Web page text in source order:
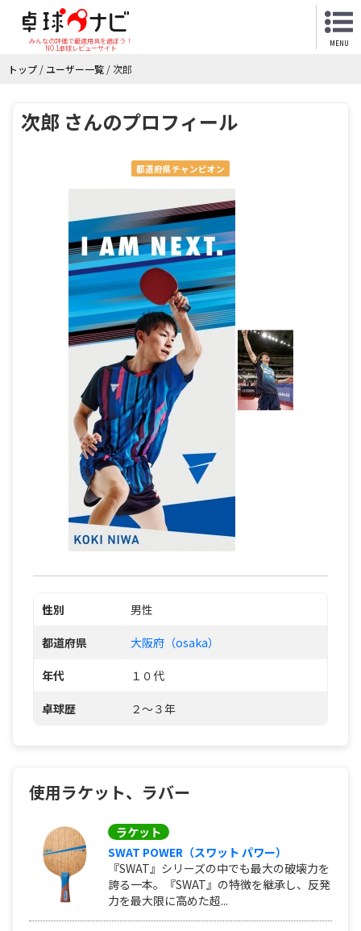
みんなの評価で最適用具を選ぼう！
NO.1卓球レビューサイト
MENU
トップ / ユーザー一覧 /次郎
次郎 さんのプロフィール
都道府県チャンピオン
性別 男性
都道府県 大阪府（osaka）
年代 １０代
卓球歴 ２～３年
使用ラケット、ラバー
ラケット
SWAT POWER（スワット パワー）
『SWAT』シリーズの中でも最大の破壊力を
誇る一本。『SWAT』の特徴を継承し、反発
力を最大限に高めた超...